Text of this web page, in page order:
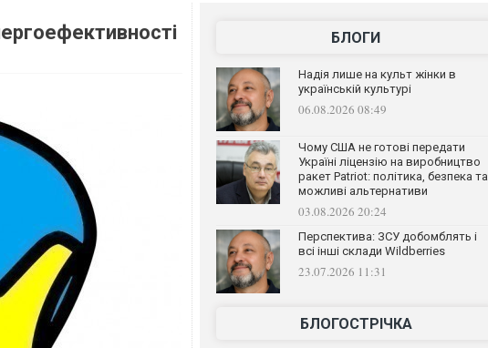
БЛОГИ
Надія лише на культ жінки в
українській культурі
06.08.2026 08:49
Чому США не готові передати
Україні ліцензію на виробництво
ракет Patriot: політика, безпека та
можливі альтернативи
03.08.2026 20:24
Перспектива: ЗСУ добомблять і
всі інші склади Wildberries
23.07.2026 11:31
БЛОГОСТРІЧКА